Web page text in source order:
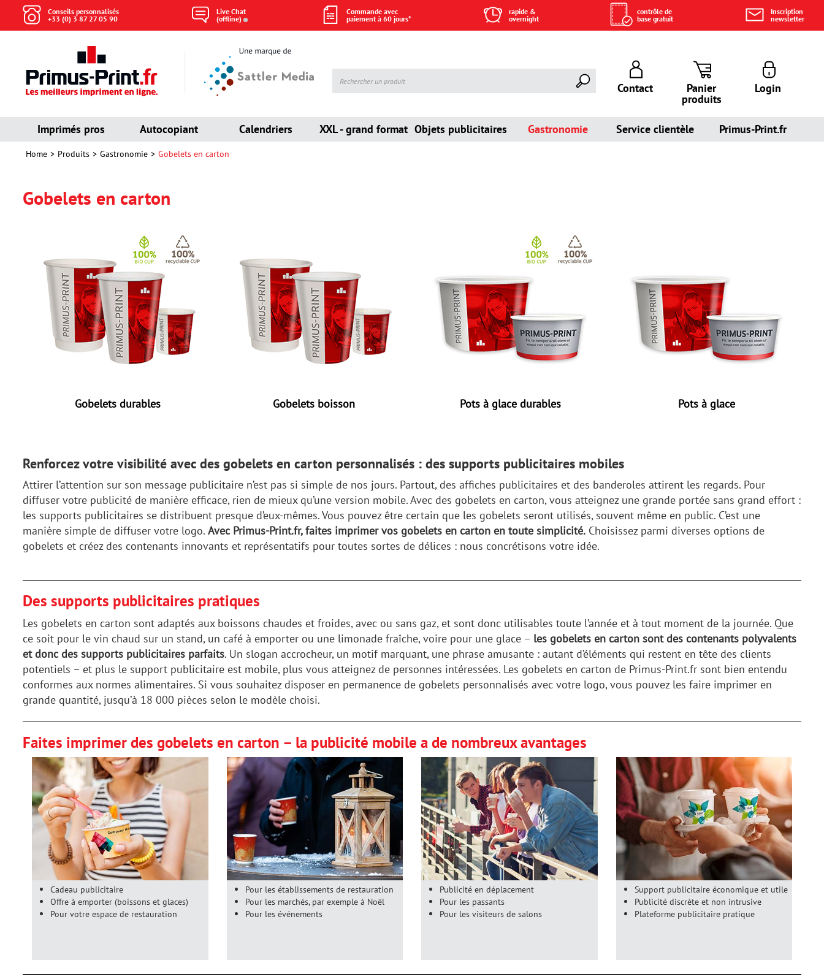
Conseils personnalisés
+33 (0) 3 87 27 05 90
Live Chat
(offline)
Commande avec
paiement à 60 jours*
rapide &
overnight
contrôle de
base gratuit
Inscription
newsletter
Contact Panier
produits
Login
Imprimés pros Autocopiant Calendriers XXL - grand format Objets publicitaires Gastronomie Service clientèle Primus-Print.fr
Home Produits Gastronomie Gobelets en carton
Gobelets en carton
Gobelets durables Gobelets boisson Pots à glace durables Pots à glace
Renforcez votre visibilité avec des gobelets en carton personnalisés : des supports publicitaires mobiles
Attirer l’attention sur son message publicitaire n’est pas si simple de nos jours. Partout, des affiches publicitaires et des banderoles attirent les regards. Pour
diffuser votre publicité de manière efficace, rien de mieux qu’une version mobile. Avec des gobelets en carton, vous atteignez une grande portée sans grand effort :
les supports publicitaires se distribuent presque d’eux-mêmes. Vous pouvez être certain que les gobelets seront utilisés, souvent même en public. C’est une
manière simple de diffuser votre logo. Avec Primus-Print.fr, faites imprimer vos gobelets en carton en toute simplicité. Choisissez parmi diverses options de
gobelets et créez des contenants innovants et représentatifs pour toutes sortes de délices : nous concrétisons votre idée.
Des supports publicitaires pratiques
Les gobelets en carton sont adaptés aux boissons chaudes et froides, avec ou sans gaz, et sont donc utilisables toute l’année et à tout moment de la journée. Que
ce soit pour le vin chaud sur un stand, un café à emporter ou une limonade fraîche, voire pour une glace – les gobelets en carton sont des contenants polyvalents
et donc des supports publicitaires parfaits. Un slogan accrocheur, un motif marquant, une phrase amusante : autant d’éléments qui restent en tête des clients
potentiels – et plus le support publicitaire est mobile, plus vous atteignez de personnes intéressées. Les gobelets en carton de Primus-Print.fr sont bien entendu
conformes aux normes alimentaires. Si vous souhaitez disposer en permanence de gobelets personnalisés avec votre logo, vous pouvez les faire imprimer en
grande quantité, jusqu’à 18 000 pièces selon le modèle choisi.
Faites imprimer des gobelets en carton – la publicité mobile a de nombreux avantages
Cadeau publicitaire
Offre à emporter (boissons et glaces)
Pour votre espace de restauration
Pour les établissements de restauration
Pour les marchés, par exemple à Noël
Pour les événements
Publicité en déplacement
Pour les passants
Pour les visiteurs de salons
Support publicitaire économique et utile
Publicité discrète et non intrusive
Plateforme publicitaire pratique